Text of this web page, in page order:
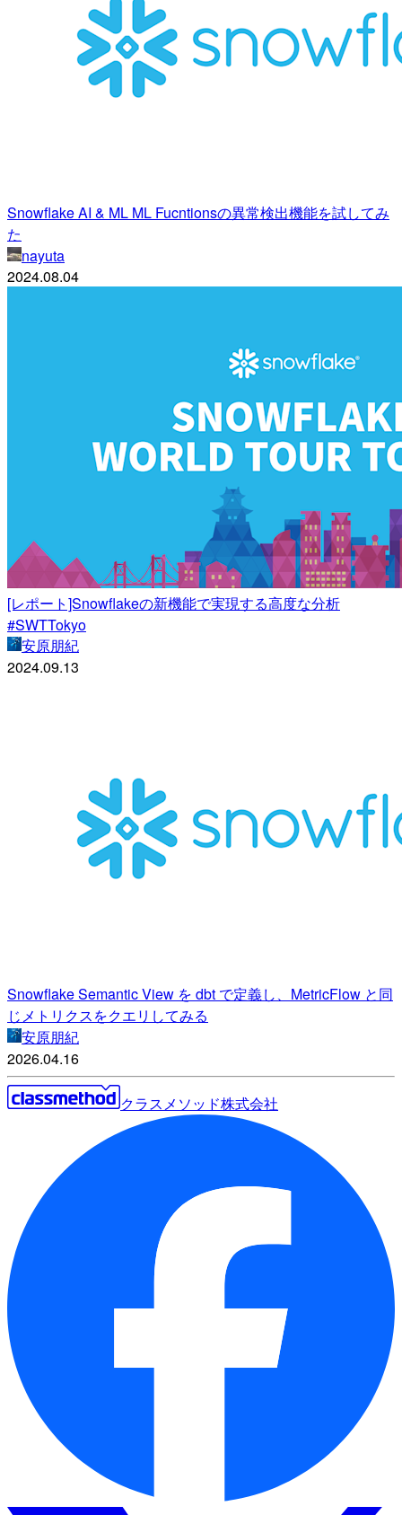
Snowflake AI & ML ML Fucntionsの異常検出機能を試してみ
た
nayuta
2024.08.04
[レポート]Snowflakeの新機能で実現する高度な分析
#SWTTokyo
安原朋紀
2024.09.13
Snowflake Semantic View を dbt で定義し、MetricFlow と同
じメトリクスをクエリしてみる
安原朋紀
2026.04.16
クラスメソッド株式会社